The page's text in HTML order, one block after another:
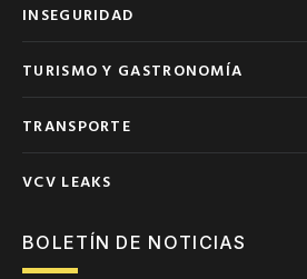
INSEGURIDAD
TURISMO Y GASTRONOMÍA
TRANSPORTE
VCV LEAKS
BOLETÍN DE NOTICIAS